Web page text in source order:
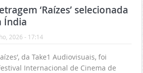
‘Raízes’ selecionada
Índia
2026 - 17:14
da Take1 Audiovisuais, foi
Internacional de Cinema de